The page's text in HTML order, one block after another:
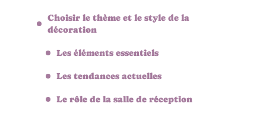
Choisir le thème et le style de la
décoration
Les éléments essentiels
Les tendances actuelles
Le rôle de la salle de réception